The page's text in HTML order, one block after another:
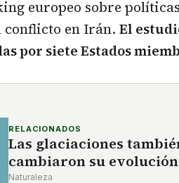
europeo sobre
en Irán. El
por siete Estados
RELACIONADOS
Las glaciaciones
cambiaron su
Naturaleza